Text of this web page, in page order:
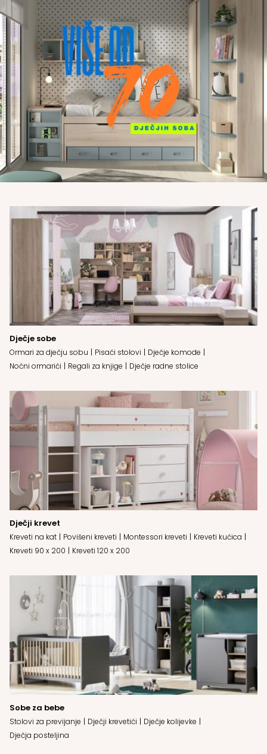
Dječje sobe
Ormari za dječju sobu Pisaći stolovi
Dječje komode
Noćni ormarići
Regali za knjige Dječje radne stolice
Dječji krevet
Kreveti na kat Povišeni kreveti Montessori kreveti
Kreveti kućica
Kreveti 90 x 200
Kreveti 120 x 200
Sobe za bebe
Stolovi za previjanje Dječji krevetići
Dječje kolijevke
Dječja posteljina